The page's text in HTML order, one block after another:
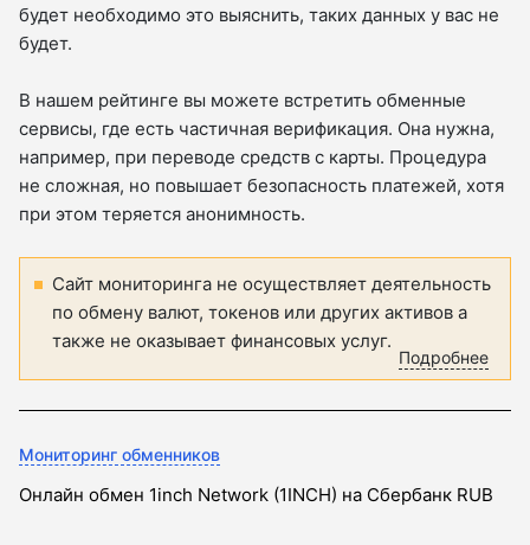
будет необходимо это выяснить, таких данных у вас не
будет.
В нашем рейтинге вы можете встретить обменные
сервисы, где есть частичная верификация. Она нужна,
например, при переводе средств с карты. Процедура
не сложная, но повышает безопасность платежей, хотя
при этом теряется анонимность.
Сайт мониторинга не осуществляет деятельность
по обмену валют, токенов или других активов а
также не оказывает финансовых услуг.
Подробнее
Мониторинг обменников
Онлайн обмен 1inch Network (1INCH) на Сбербанк RUB